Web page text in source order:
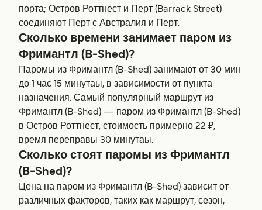
порта; Остров Роттнест и Перт (Barrack Street)
соединяют Перт с Австралия и Перт.
Сколько времени занимает паром из
Фримантл (B-Shed)?
Паромы из Фримантл (B-Shed) занимают от 30 мин
до 1 час 15 минутаы, в зависимости от пункта
назначения. Самый популярный маршрут из
Фримантл (B-Shed) — паром из Фримантл (B-Shed)
в Остров Роттнест, стоимость примерно 22 ₽,
время переправы 30 минутаы.
Сколько стоят паромы из Фримантл
(B-Shed)?
Цена на паром из Фримантл (B-Shed) зависит от
различных факторов, таких как маршрут, сезон,